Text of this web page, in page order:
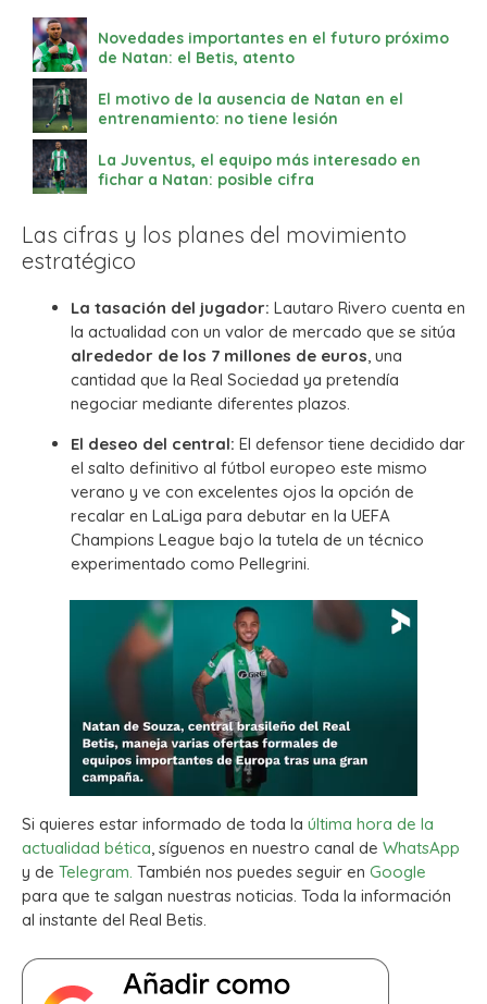
Novedades importantes en el futuro próximo
de Natan: el Betis, atento
El motivo de la ausencia de Natan en el
entrenamiento: no tiene lesión
La Juventus, el equipo más interesado en
fichar a Natan: posible cifra
Las cifras y los planes del movimiento
estratégico
La tasación del jugador: Lautaro Rivero cuenta en
la actualidad con un valor de mercado que se sitúa
alrededor de los 7 millones de euros , una
cantidad que la Real Sociedad ya pretendía
negociar mediante diferentes plazos.
El deseo del central: El defensor tiene decidido dar
el salto definitivo al fútbol europeo este mismo
verano y ve con excelentes ojos la opción de
recalar en LaLiga para debutar en la UEFA
Champions League bajo la tutela de un técnico
experimentado como Pellegrini.
Si quieres estar informado de toda la última hora de la
actualidad bética, síguenos en nuestro canal de WhatsApp
y de Telegram. También nos puedes seguir en Google
para que te salgan nuestras noticias. Toda la información
al instante del Real Betis.